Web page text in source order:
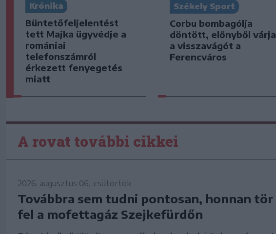
Krónika
Büntetőfeljelentést
tett Majka ügyvédje a
romániai
telefonszámról
érkezett fenyegetés
miatt
Székely Sport
Corbu bombagólja
döntött, előnyből várja
a visszavágót a
Ferencváros
A rovat további cikkei
2026. augusztus 06., csütörtök
Továbbra sem tudni pontosan, honnan tör
fel a mofettagáz Szejkefürdőn